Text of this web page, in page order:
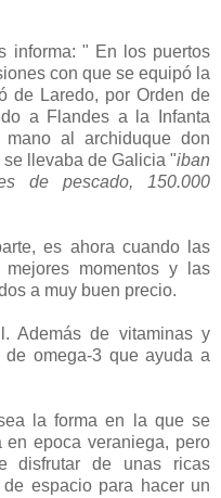
informa: " En los puertos
con que se equipó la
de Laredo, por Orden de
a Flandes a la Infanta
al archiduque don
llevaba de Galicia "iban
de pescado, 150.000
es ahora cuando las
momentos y las
a muy buen precio.
Además de vitaminas y
omega-3 que ayuda a
la forma en la que se
en epoca veraniega, pero
disfrutar de unas ricas
espacio para hacer un